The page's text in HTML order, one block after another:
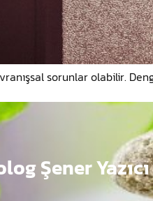
sorunlar olabilir.
Şener Yazıcı